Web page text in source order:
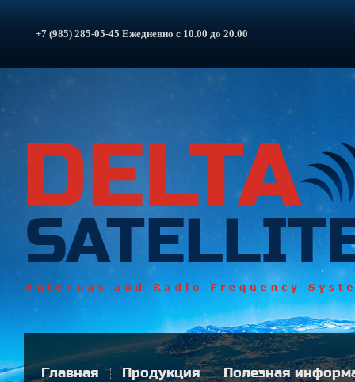
+7 (985) 285-05-45 Ежедневно с 10.00 до 20.00
Главная Продукция Полезная